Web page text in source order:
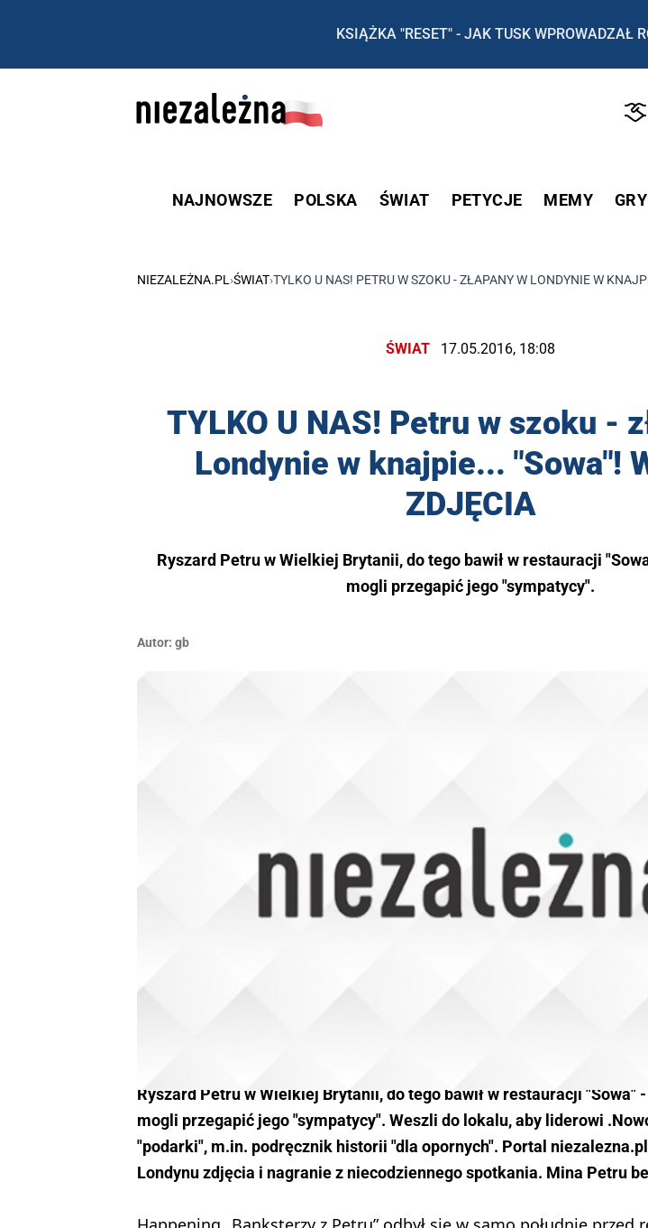
KSIĄŻKA "RESET" - JAK TUSK WPROWADZAŁ
NAJNOWSZE POLSKA ŚWIAT PETYCJE MEMY GRY
NIEZALEŻNA.PL ›ŚWIAT›TYLKO U NAS! PETRU W SZOKU - ZŁAPANY W LONDYNIE W
ŚWIAT 17.05.2016, 18:08
TYLKO U NAS! Petru w szoku -
Londynie w knajpie... "Sowa"!
ZDJĘCIA
Ryszard Petru w Wielkiej Brytanii, do tego bawił w restauracji
mogli przegapić jego "sympatycy".
Autor: gb
Ryszard Petru w Wielkiej Brytanii, do tego bawił w restauracji "Sowa"
mogli przegapić jego "sympatycy". Weszli do lokalu, aby liderowi
"podarki", m.in. podręcznik historii "dla opornych". Portal
Londynu zdjęcia i nagranie z niecodziennego spotkania. Mina Petru